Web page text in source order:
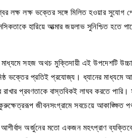
লক্ষ লক্ষ ভক্তের সঙ্গে মিলিত হওয়ার সুযোগ
হারিয়ে আত্মার জয়লাভ সুনিশ্চিত
সহজ অথচ মুক্তিদায়ী এই উপদেশটি
ভক্তের প্রতিই প্রযোজ্য। ধ্যানের মাধ্যমে
রাখার প্রবণতাকে বাস্তবিকই লাঘব করতে
জীবনসংগ্রামে সবচেয়ে আকাঙ্ক্ষিত
অর্জুনের মতো একজন মহৎপ্রাণ